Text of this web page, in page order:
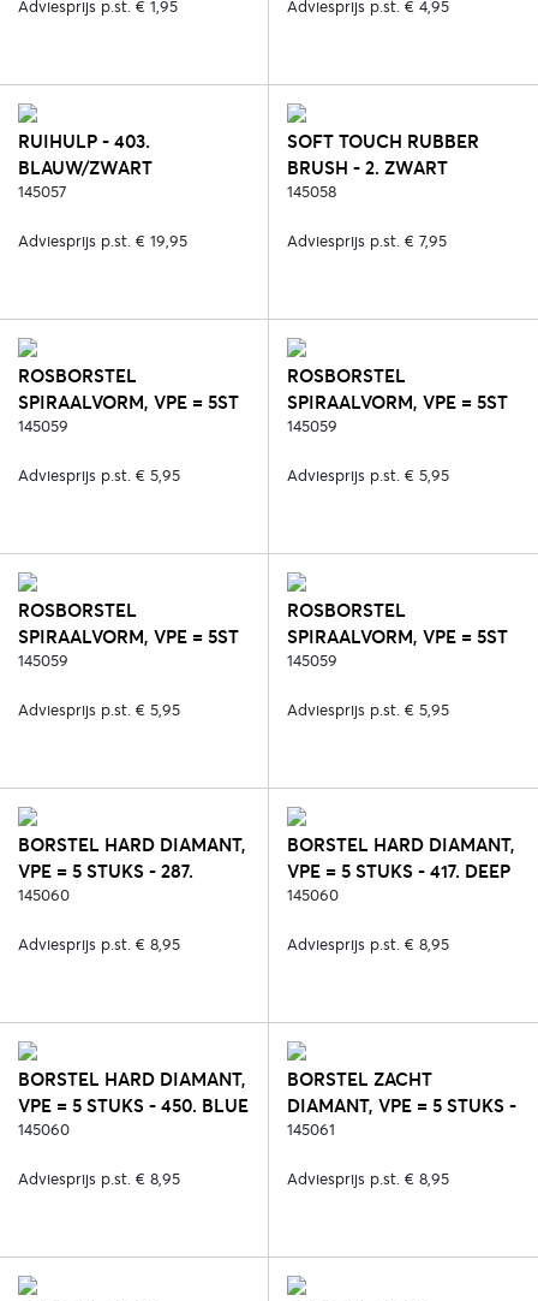
Adviesprijs p.st. € 1,95 Adviesprijs p.st. € 4,95
RUIHULP - 403.
BLAUW/ZWART
145057
Adviesprijs p.st. € 19,95
SOFT TOUCH RUBBER
BRUSH - 2. ZWART
145058
Adviesprijs p.st. € 7,95
ROSBORSTEL
SPIRAALVORM, VPE = 5ST
P. KLEUR - 2. ZWART
145059
Adviesprijs p.st. € 5,95
ROSBORSTEL
SPIRAALVORM, VPE = 5ST
P. KLEUR - 13. PAARS
145059
Adviesprijs p.st. € 5,95
ROSBORSTEL
SPIRAALVORM, VPE = 5ST
P. KLEUR - 23. ROZE
145059
Adviesprijs p.st. € 5,95
ROSBORSTEL
SPIRAALVORM, VPE = 5ST
P. KLEUR - 559. LICHT
145059
Adviesprijs p.st. € 5,95
BORSTEL HARD DIAMANT,
VPE = 5 STUKS - 287.
ZWART/ROSE
145060
Adviesprijs p.st. € 8,95
BORSTEL HARD DIAMANT,
VPE = 5 STUKS - 417. DEEP
RUBY
145060
Adviesprijs p.st. € 8,95
BORSTEL HARD DIAMANT,
VPE = 5 STUKS - 450. BLUE
REEF
145060
Adviesprijs p.st. € 8,95
BORSTEL ZACHT
DIAMANT, VPE = 5 STUKS -
287. ZWART/ROSE
145061
Adviesprijs p.st. € 8,95